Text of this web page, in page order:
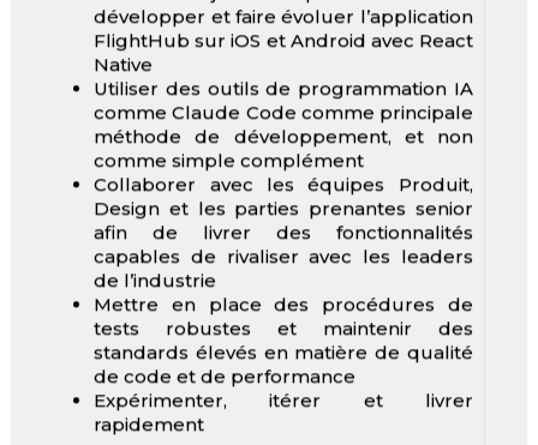
développer et faire évoluer l’application
FlightHub sur iOS et Android avec React
Native
Utiliser des outils de programmation IA
comme Claude Code comme principale
méthode de développement, et non
comme simple complément
Collaborer avec les équipes Produit,
Design et les parties prenantes senior
afin de livrer des fonctionnalités
capables de rivaliser avec les leaders
de l’industrie
Mettre en place des procédures de
tests robustes et maintenir des
standards élevés en matière de qualité
de code et de performance
Expérimenter, itérer et livrer
rapidement